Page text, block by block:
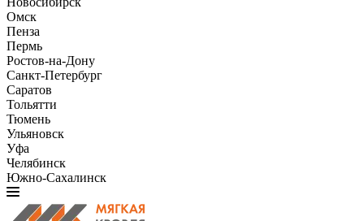
Омск
Пенза
Пермь
Ростов-на-Дону
Санкт-Петербург
Саратов
Тольятти
Тюмень
Ульяновск
Уфа
Челябинск
Южно-Сахалинск